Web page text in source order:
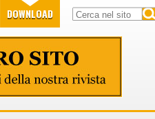
DOWNLOAD